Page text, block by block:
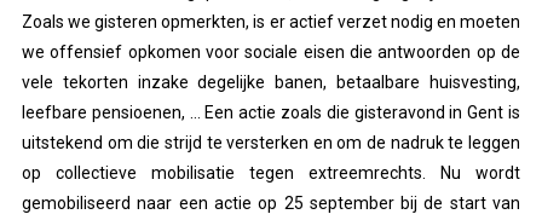
Zoals we gisteren opmerkten, is er actief verzet nodig en moeten
we offensief opkomen voor sociale eisen die antwoorden op de
vele tekorten inzake degelijke banen, betaalbare huisvesting,
leefbare pensioenen, … Een actie zoals die gisteravond in Gent is
uitstekend om die strijd te versterken en om de nadruk te leggen
op collectieve mobilisatie tegen extreemrechts. Nu wordt
gemobiliseerd naar een actie op 25 september bij de start van